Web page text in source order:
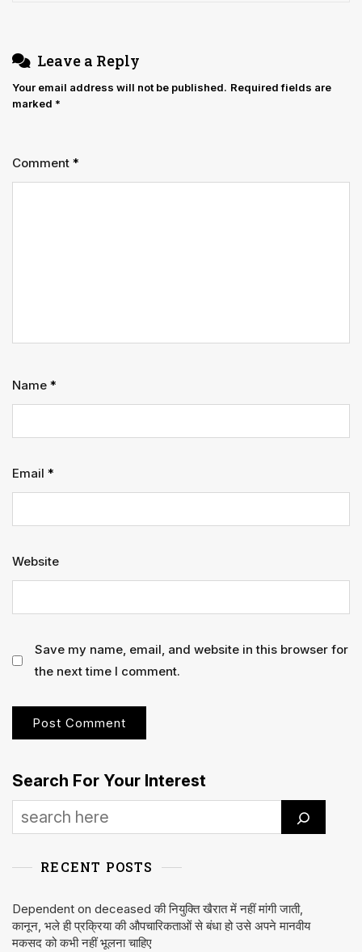
Leave a Reply
Your email address will not be published. Required fields are
marked *
Comment *
Name *
Email *
Website
Save my name, email, and website in this browser for
the next time I comment.
Search For Your Interest
RECENT POSTS
Dependent on deceased की नियुक्ति खैरात में नहीं मांगी जाती,
कानून, भले ही प्रक्रिया की औपचारिकताओं से बंधा हो उसे अपने मानवीय
मकसद को कभी नहीं भूलना चाहिए